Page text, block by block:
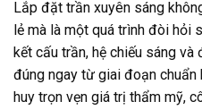
Lắp đặt trần xuyên sáng
lẻ mà là một quá trình đòi hỏi
kết cấu trần, hệ chiếu sáng
đúng ngay từ giai đoạn
huy trọn vẹn giá trị thẩm mỹ,